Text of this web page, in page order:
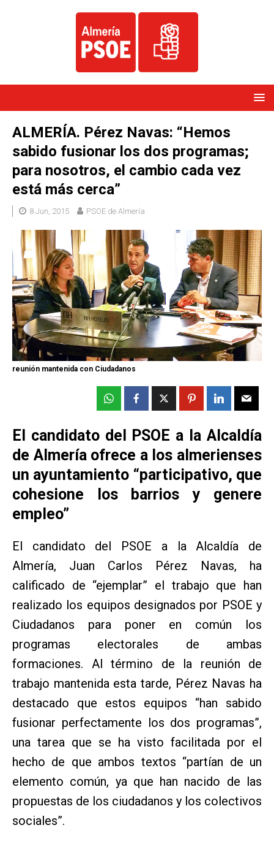
ALMERÍA. Pérez Navas: “Hemos
sabido fusionar los dos programas;
para nosotros, el cambio cada vez
está más cerca”
8 Jun, 2015 PSOE de Almería
reunión mantenida con Ciudadanos
El candidato del PSOE a la Alcaldía
de Almería ofrece a los almerienses
un ayuntamiento “participativo, que
cohesione los barrios y genere
empleo”
El candidato del PSOE a la Alcaldía de
Almería, Juan Carlos Pérez Navas, ha
calificado de “ejemplar” el trabajo que han
realizado los equipos designados por PSOE y
Ciudadanos para poner en común los
programas electorales de ambas
formaciones. Al término de la reunión de
trabajo mantenida esta tarde, Pérez Navas ha
destacado que estos equipos “han sabido
fusionar perfectamente los dos programas”,
una tarea que se ha visto facilitada por el
hecho de que ambos textos “partían de un
elemento común, ya que han nacido de las
propuestas de los ciudadanos y los colectivos
sociales”.